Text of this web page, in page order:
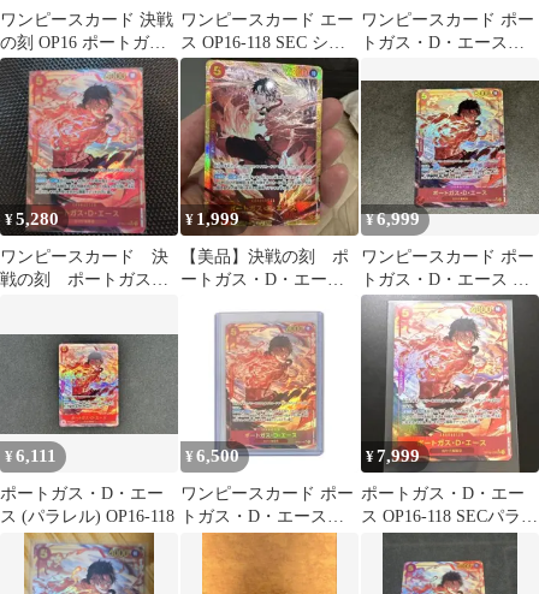
ワンピースカード 決戦
の刻 OP16 ポートガ
ス・D・エース SEC
ワンピースカード エー
ス OP16-118 SEC シー
クレットパラレル
ワンピースカード ポー
トガス・D・エース
¥5,280
ワンピースカード 決
戦の刻 ポートガス・
¥ 1,999
【美品】決戦の刻 ポ
ートガス・D・エー
¥6,999
ワンピースカード ポー
トガス・D・エース シ
ークレットパラレル 決
戦の刻
¥6,111
ポートガス・D・エー
ス (パラレル) OP16-118
¥ 6,500
ワンピースカード ポー
トガス・D・エース
SEC OP16-118 パラレル
¥7,999
ポートガス・D・エー
ス OP16-118 SECパラレ